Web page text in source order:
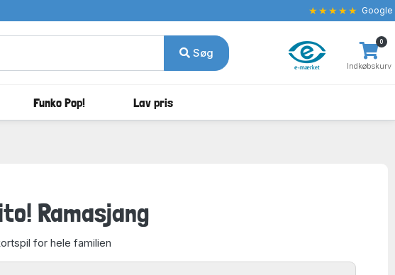
★★★★★ Google
Søg
Indkøbskurv
0
Funko Pop! Lav pris
Ramasjang
for hele familien